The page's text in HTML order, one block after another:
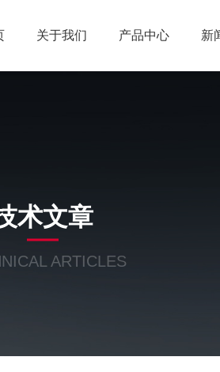
关于我们 产品中心 新
术文章
ARTICLES